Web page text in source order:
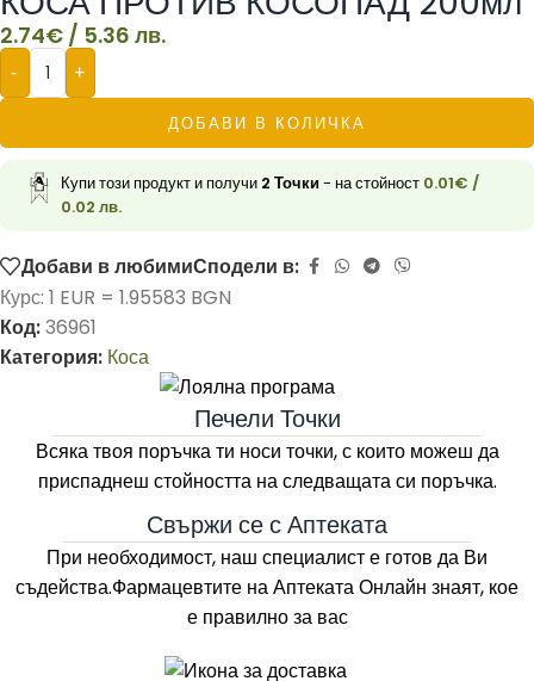
2.74€ / 5.36 лв.
- +
ДОБАВИ В КОЛИЧКА
Купи този продукт и получи 2 Точки- на стойност 0.01€ /
0.02 лв.
Добави в любимиСподели в:
Курс: 1 EUR = 1.95583 BGN
Код:36961
Категория: Коса
Печели Точки
Всяка твоя поръчка ти носи точки, с които можеш да
приспаднеш стойността на следващата си поръчка.
Свържи се с Аптеката
При необходимост, наш специалист е готов да Ви
съдейства.Фармацевтите наАптеката Онлайн знаят, кое
е правилно за вас